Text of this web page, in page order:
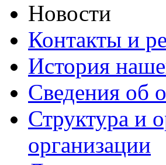
Новости
Контакты и
История
Сведения об
Структура и
организации